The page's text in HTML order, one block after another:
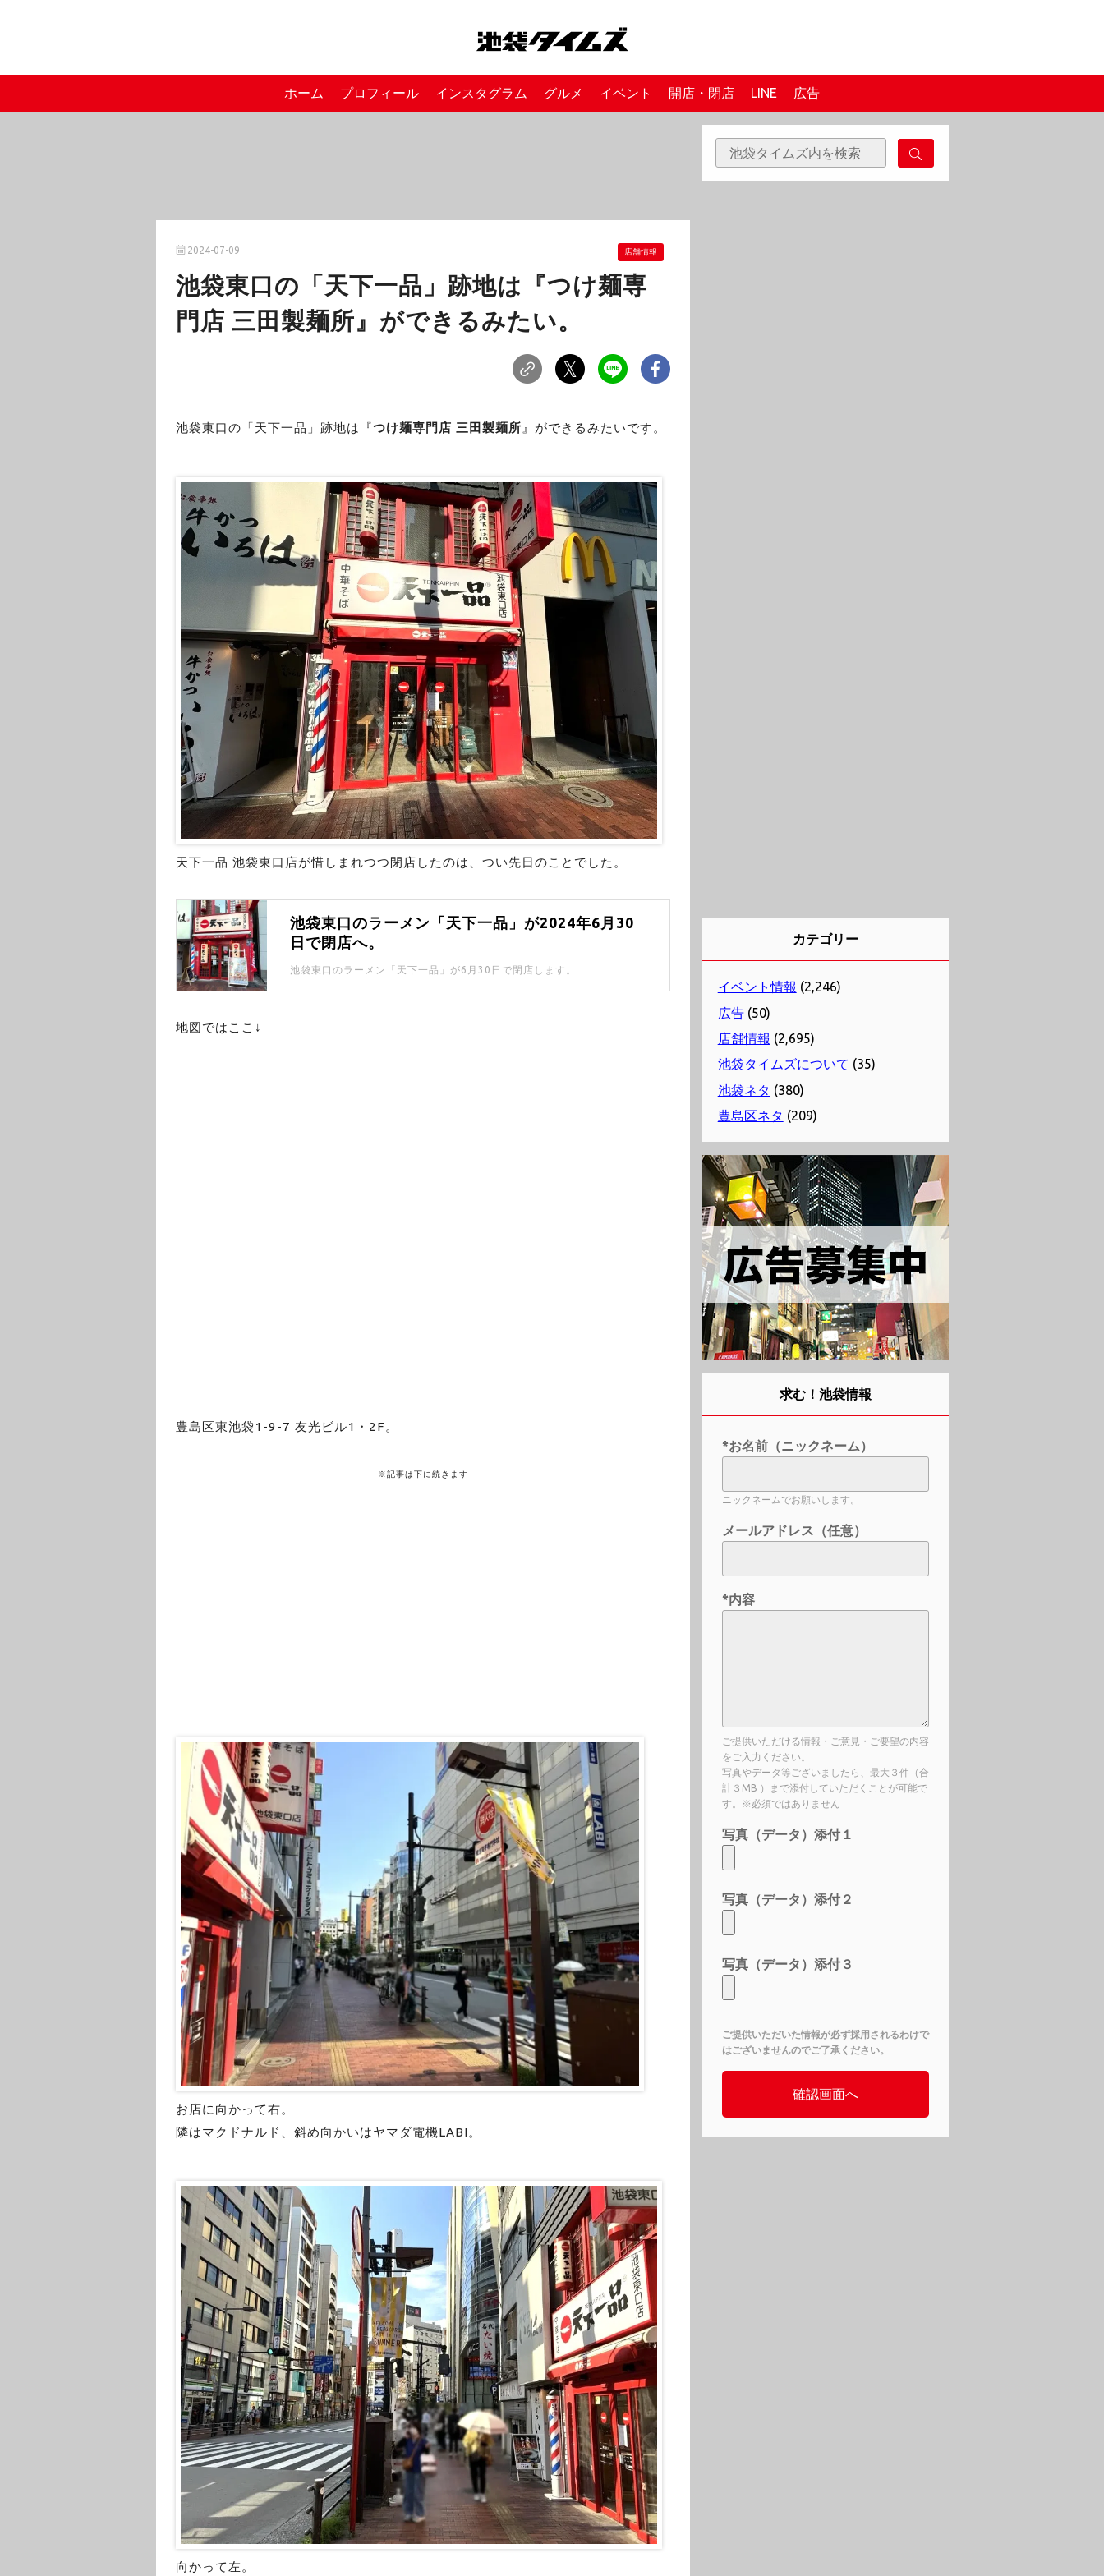
ホーム プロフィール インスタグラム グルメ イベント 開店・閉店 LINE 広告
2024-07-09 店舗情報
池袋東口の「天下一品」跡地は『つけ麺専
門店 三田製麺所』ができるみたい。
池袋東口の「天下一品」跡地は『つけ麺専門店 三田製麺所 』ができるみたいです。
天下一品 池袋東口店が惜しまれつつ閉店したのは、つい先日のことでした。
池袋東口のラーメン「天下一品」が2024年6月30
日で閉店へ。
池袋東口のラーメン「天下一品」が6月30日で閉店します。
地図ではここ↓
豊島区東池袋1-9-7 友光ビル1・2F。
※記事は下に続きます
お店に向かって右。
隣はマクドナルド、斜め向かいはヤマダ電機LABI。
向かって左。
カテゴリー
イベント情報 (2,246)
広告(50)
店舗情報 (2,695)
池袋タイムズについて (35)
池袋ネタ (380)
豊島区ネタ (209)
求む！池袋情報
*お名前（ニックネーム）
ニックネームでお願いします。
メールアドレス（任意）
*内容
ご提供いただける情報・ご意見・ご要望の内容
をご入力ください。
写真やデータ等ございましたら、最大３件（合
計３MB ）まで添付していただくことが可能で
す。※必須ではありません
写真（データ）添付１
写真（データ）添付２
写真（データ）添付３
ご提供いただいた情報が必ず採用されるわけで
はございませんのでご了承ください。